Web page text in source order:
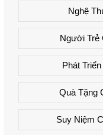
Nghệ
Người Trẻ
Phát
Quà Tặng
Suy Niệm